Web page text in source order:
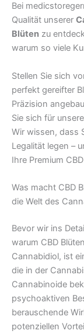
Bei
Qualität unserer
Blüten zu
warum so viele
Stellen Sie sich
perfekt gereifter
Präzision
Sie sich für
Wir wissen, dass
Legalität legen –
Ihre Premium
Was macht CBD
die Welt des
Bevor wir ins
warum CBD
Cannabidiol, ist
die in der
Cannabinoide
psychoaktiven
berauschende
potenziellen